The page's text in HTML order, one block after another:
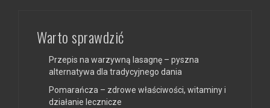
Warto sprawdzić
Przepis na warzywną lasagnę – pyszna
alternatywa dla tradycyjnego dania
Pomarańcza – zdrowe właściwości, witaminy i
działanie lecznicze